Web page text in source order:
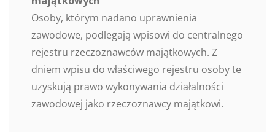
Osoby, którym nadano uprawnienia
zawodowe, podlegają wpisowi do centralnego
rejestru rzeczoznawców majątkowych. Z
dniem wpisu do właściwego rejestru osoby te
uzyskują prawo wykonywania działalności
zawodowej jako rzeczoznawcy majątkowi.